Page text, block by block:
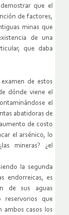
que el
de factores,
minas que
de una
que daba
de estos
dónde viene el
el
abatidoras de
de costo
el arsénico, lo
mineras? ¿el
la segunda
endorreicas, es
de sus aguas
reservorios que
casos los